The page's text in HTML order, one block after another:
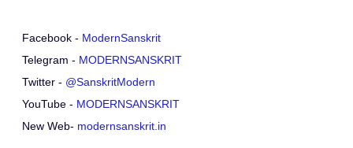
Facebook - ModernSanskrit
Telegram - MODERNSANSKRIT
Twitter - @SanskritModern
YouTube - MODERNSANSKRIT
New Web- modernsanskrit.in